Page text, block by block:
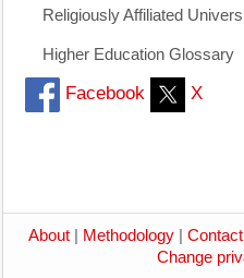
Religiously Affiliated
Higher Education Glossary
Facebook X
About Methodology Contact
Change